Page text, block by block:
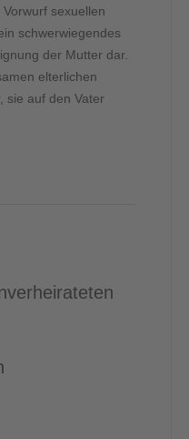
sexuellen
schwerwiegendes
der Mutter dar.
elterlichen
sie auf den Vater